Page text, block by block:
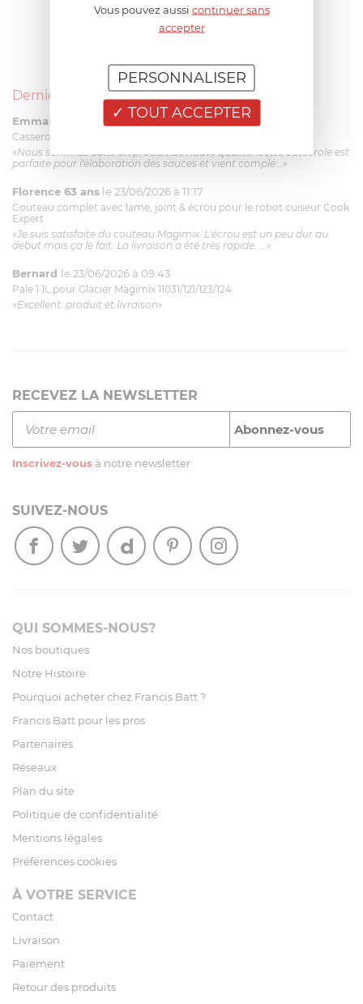
Derniers avis produits
Emmanuel 56 ans le 23/06/2026 à 12:04
Casserole mini 9 cm Castelpro 5 ply poignée fixe
«Nous sommes dans un produit de haute qualité. Cette casserole est
parfaite pour l'élaboration des sauces et vient complé...»
Florence 63 ans le 23/06/2026 à 11:17
Couteau complet avec lame, joint & écrou pour le robot cuiseur Cook
Expert
«Je suis satisfaite du couteau Magimix. L'écrou est un peu dur au
début mais ça le fait. La livraison a été très rapide. ...»
Bernard le 23/06/2026 à 09:43
Pale 1.1L pour Glacier Magimix 11031/121/123/124
«Excellent: produit et livraison»
RECEVEZ LA NEWSLETTER
Inscrivez-vous à notre newsletter
SUIVEZ-NOUS
QUI SOMMES-NOUS?
Nos boutiques
Notre Histoire
Pourquoi acheter chez Francis Batt ?
Francis Batt pour les pros
Partenaires
Réseaux
Plan du site
Politique de confidentialité
Mentions légales
Préférences cookies
À VOTRE SERVICE
Contact
Livraison
Paiement
Retour des produits
Vous pouvez aussi continuer sans
accepter
TOUT ACCEPTER
PERSONNALISER